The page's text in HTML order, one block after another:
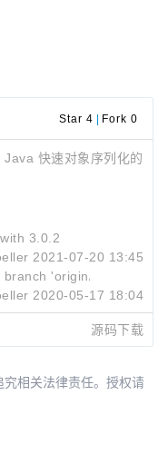
Star 4 Fork 0
快速对象序列化的
3.0.2
2021-07-20 13:45
'origin/master'
2020-05-17 18:04
2020-05-17 18:04
源码下载
相关法律责任。授权请